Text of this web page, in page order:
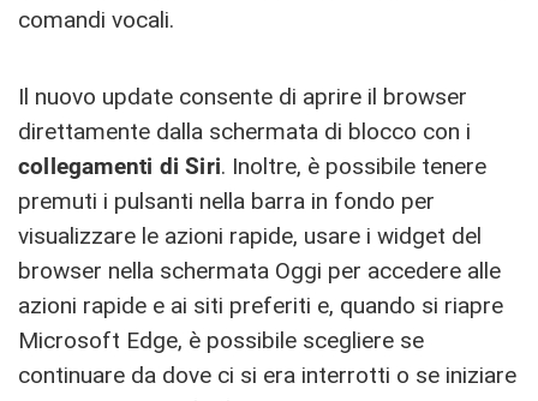
comandi vocali.
Il nuovo update consente di aprire il browser
direttamente dalla schermata di blocco con i
collegamenti di Siri. Inoltre, è possibile tenere
premuti i pulsanti nella barra in fondo per
visualizzare le azioni rapide, usare i widget del
browser nella schermata Oggi per accedere alle
azioni rapide e ai siti preferiti e, quando si riapre
Microsoft Edge, è possibile scegliere se
continuare da dove ci si era interrotti o se iniziare